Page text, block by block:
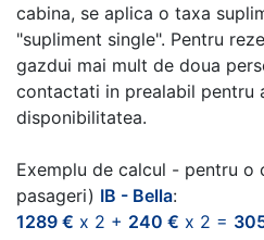
cabina, se aplica o taxa
"supliment single". Pentru
gazdui mai mult de doua
contactati in prealabil pentru
disponibilitatea.
Exemplu de calcul - pentru o
pasageri) IB - Bella:
1289 € x 2 + 240 € x 2 =